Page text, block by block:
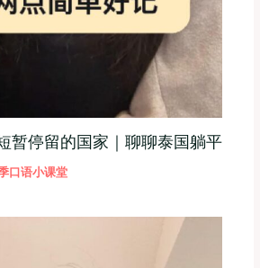
暂停留的国家｜聊聊泰国躺平
口语小课堂